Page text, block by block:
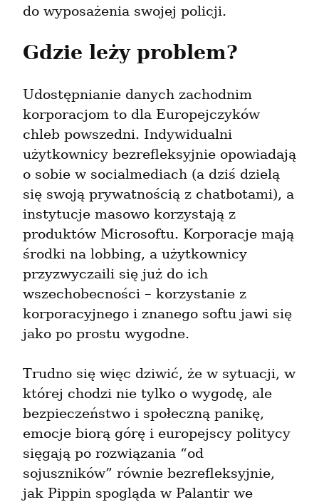
do wyposażenia swojej policji.
Gdzie leży problem?
Udostępnianie danych zachodnim
korporacjom to dla Europejczyków
chleb powszedni. Indywidualni
użytkownicy bezrefleksyjnie opowiadają
o sobie w socialmediach (a dziś dzielą
się swoją prywatnością z chatbotami), a
instytucje masowo korzystają z
produktów Microsoftu. Korporacje mają
środki na lobbing, a użytkownicy
przyzwyczaili się już do ich
wszechobecności – korzystanie z
korporacyjnego i znanego softu jawi się
jako po prostu wygodne.
Trudno się więc dziwić, że w sytuacji, w
której chodzi nie tylko o wygodę, ale
bezpieczeństwo i społeczną panikę,
emocje biorą górę i europejscy politycy
sięgają po rozwiązania “od
sojuszników” równie bezrefleksyjnie,
jak Pippin spogląda w Palantir we